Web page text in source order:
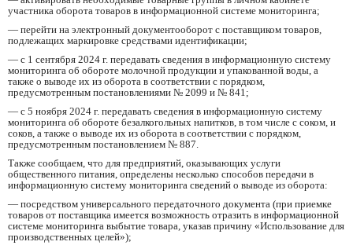
участника оборота товаров в информационной системе мониторинга;
— перейти на электронный документооборот с поставщиком товаров,
подлежащих маркировке средствами идентификации;
— с 1 сентября 2024 г. передавать сведения в информационную систему
мониторинга об обороте молочной продукции и упакованной воды, а
также о выводе их из оборота в соответствии с порядком,
предусмотренным постановлениями № 2099 и № 841;
— с 5 ноября 2024 г. передавать сведения в информационную систему
мониторинга об обороте безалкогольных напитков, в том числе с соком, и
соков, а также о выводе их из оборота в соответствии с порядком,
предусмотренным постановлением № 887.
Также сообщаем, что для предприятий, оказывающих услуги
общественного питания, определены несколько способов передачи в
информационную систему мониторинга сведений о выводе из оборота:
— посредством универсального передаточного документа (при приемке
товаров от поставщика имеется возможность отразить в информационной
системе мониторинга выбытие товара, указав причину «Использование для
производственных целей»);